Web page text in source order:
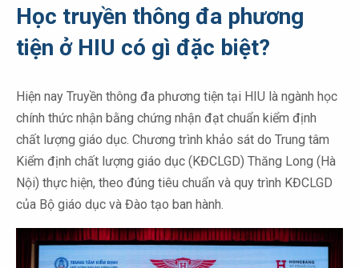
Học truyền thông đa phương
tiện ở HIU có gì đặc biệt?
Hiện nay Truyền thông đa phương tiện tại HIU là ngành học
chính thức nhận bằng chứng nhận đạt chuẩn kiểm định
chất lượng giáo dục. Chương trình khảo sát do Trung tâm
Kiểm định chất lượng giáo dục (KĐCLGD) Thăng Long (Hà
Nội) thực hiện, theo đúng tiêu chuẩn và quy trình KĐCLGD
của Bộ giáo dục và Đào tạo ban hành.